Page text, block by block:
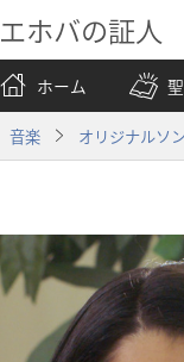
エホバの証人
ホーム
音楽 オリジナルソ